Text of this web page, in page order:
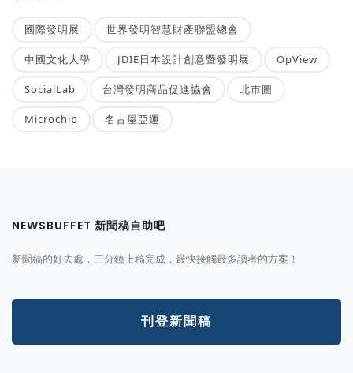
國際發明展 世界發明智慧財產聯盟總會
中國文化大學 JDIE日本設計創意暨發明展 OpView
SocialLab 台灣發明商品促進協會 北市圖
Microchip 名古屋亞運
NEWSBUFFET 新聞稿自助吧
新聞稿的好去處，三分鐘上稿完成，最快接觸最多讀者的方案！
刊登新聞稿